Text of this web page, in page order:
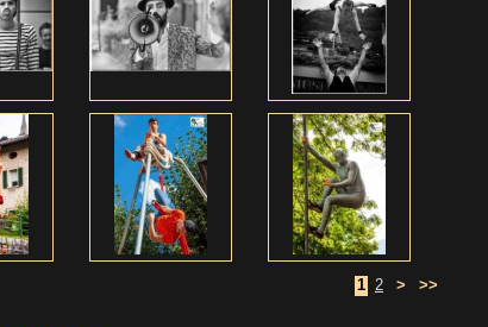
1 2 > >>